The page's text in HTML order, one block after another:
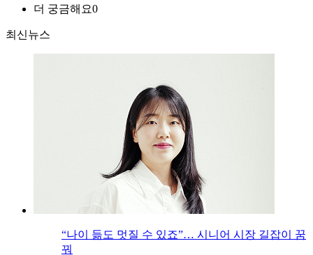
더 궁금해요0
최신뉴스
“나이 듦도 멋질 수 있죠”… 시니어 시장 길잡이 꿈
꿔